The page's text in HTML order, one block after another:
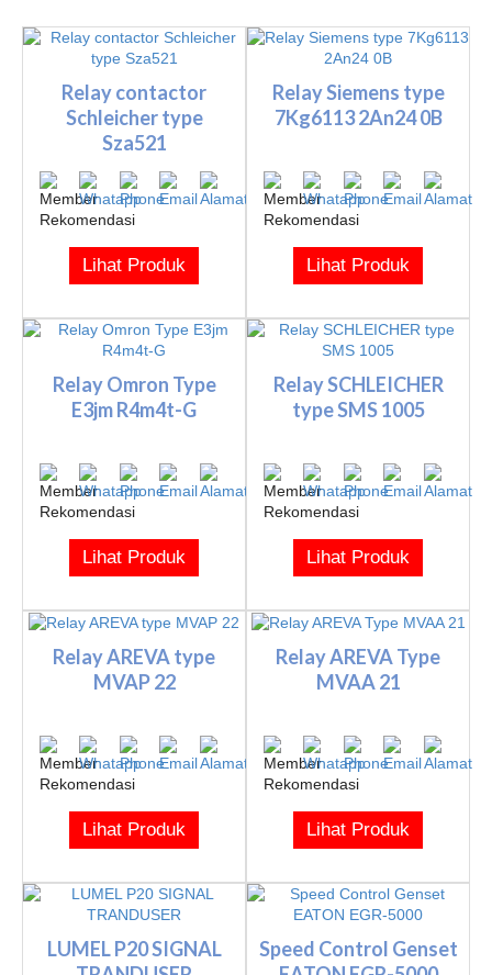
Relay contactor
Schleicher type
Sza521
Lihat Produk
Relay Siemens type
7Kg6113 2An24 0B
Lihat Produk
Relay Omron Type
E3jm R4m4t-G
Lihat Produk
Relay SCHLEICHER
type SMS 1005
Lihat Produk
Relay AREVA type
MVAP 22
Lihat Produk
Relay AREVA Type
MVAA 21
Lihat Produk
LUMEL P20 SIGNAL
Speed Control Genset